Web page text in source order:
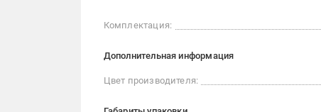
Комплектация:
Дополнительная информация
Цвет производителя: